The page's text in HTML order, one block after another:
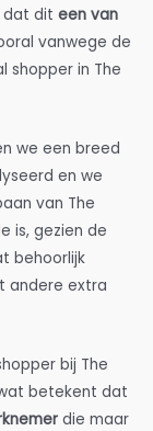
dat dit een van
vanwege de
shopper in The
we een breed
en we
van The
is, gezien de
behoorlijk
andere extra
bij The
betekent dat
die maar